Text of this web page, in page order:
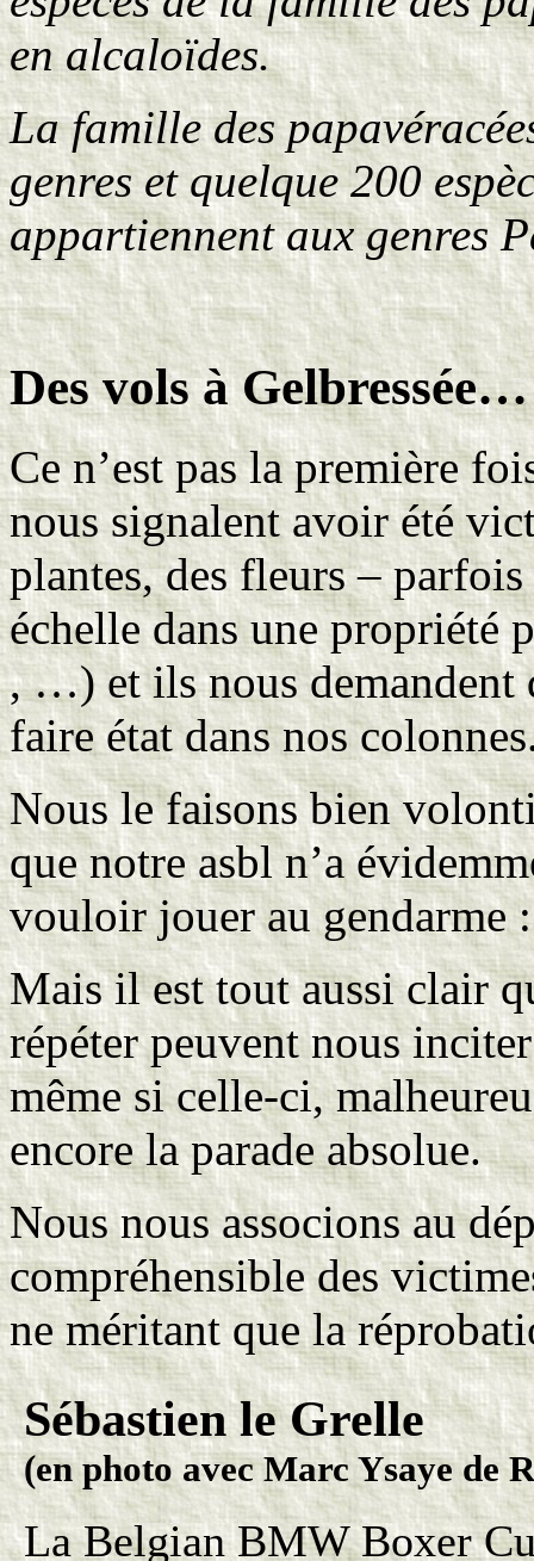
en alcaloïdes.
La famille des
genres et quelque 200
appartiennent aux genres
Des vols à Gelbressée…
Ce n’est pas la première
nous signalent avoir été
plantes, des fleurs –
échelle dans une propriété
, …) et ils nous demandent
faire état dans nos
Nous le faisons bien
que notre asbl n’a
vouloir jouer au gendarme
Mais il est tout aussi clair
répéter peuvent nous
même si celle-ci,
encore la parade absolue.
Nous nous associons au
compréhensible des
ne méritant que la
Sébastien le Grelle
(en photo avec Marc Ysaye de
La Belgian BMW Boxer